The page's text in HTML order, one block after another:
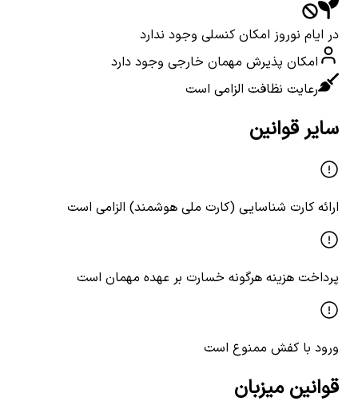
در ایام نوروز امکان کنسلی وجود ندارد
امکان پذیرش مهمان خارجی وجود دارد
رعایت نظافت الزامی است
سایر قوانین
ارائه کارت شناسایی (کارت ملی هوشمند) الزامی است
پرداخت هزینه هرگونه خسارت بر عهده مهمان است
ورود با کفش ممنوع است
قوانین میزبان